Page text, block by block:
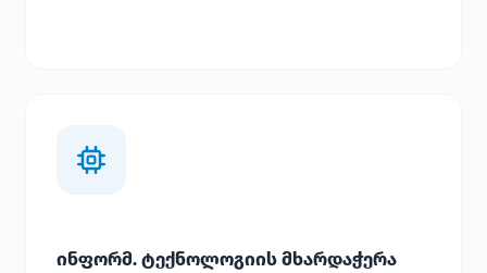
ინფორმ. ტექნოლოგიის მხარდაჭერა